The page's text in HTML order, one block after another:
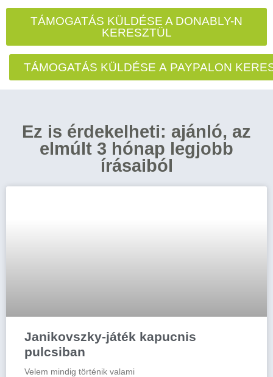
TÁMOGATÁS KÜLDÉSE A DONABLY-N
KERESZTÜL
TÁMOGATÁS KÜLDÉSE A PAYPALON
Ez is érdekelheti: ajánló, az
elmúlt 3 hónap legjobb
írásaiból
Janikovszky-játék kapucnis
pulcsiban
Velem mindig történik valami